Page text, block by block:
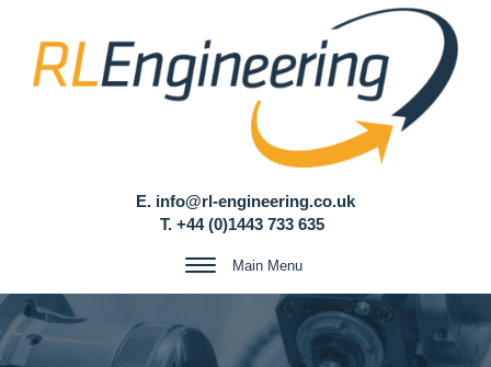
content
E. info@rl-engineering.co.uk
T. +44 (0)1443 733 635
TOGGLE
Main Menu